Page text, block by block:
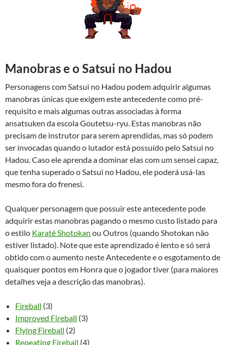
Manobras e o Satsui no Hadou
Personagens com Satsui no Hadou podem adquirir algumas
manobras únicas que exigem este antecedente como pré-
requisito e mais algumas outras associadas à forma
ansatsuken da escola Goutetsu-ryu. Estas manobras não
precisam de instrutor para serem aprendidas, mas só podem
ser invocadas quando o lutador está possuído pelo Satsui no
Hadou. Caso ele aprenda a dominar elas com um sensei capaz,
que tenha superado o Satsui no Hadou, ele poderá usá-las
mesmo fora do frenesi.
Qualquer personagem que possuir este antecedente pode
adquirir estas manobras pagando o mesmo custo listado para
o estilo Karatê Shotokan ou Outros (quando Shotokan não
estiver listado). Note que este aprendizado é lento e só será
obtido com o aumento neste Antecedente e o esgotamento de
quaisquer pontos em Honra que o jogador tiver (para maiores
detalhes veja a descrição das manobras).
Fireball (3)
Improved Fireball (3)
Flying Fireball (2)
Repeating Fireball (4)